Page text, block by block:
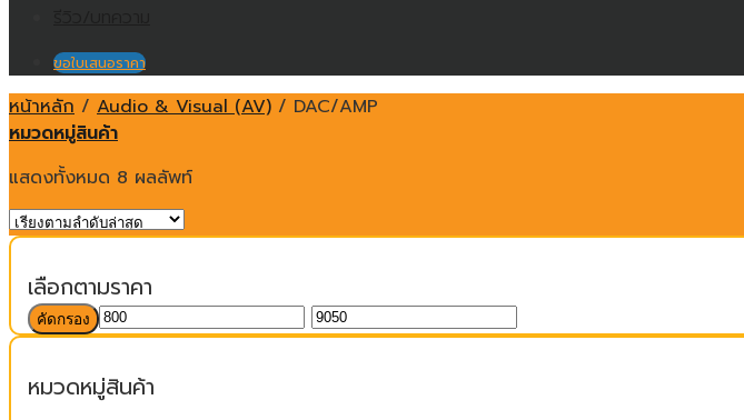
ขอใบเสนอราคา
หน้าหลัก / Audio & Visual (AV) / DAC/AMP
หมวดหมู่สินค้า
แสดงทั้งหมด 8 ผลลัพท์
เลือกตามราคา
ราคา
ต่ำ
ราคา
สูงสุด
คัดกรอง
หมวดหมู่สินค้า